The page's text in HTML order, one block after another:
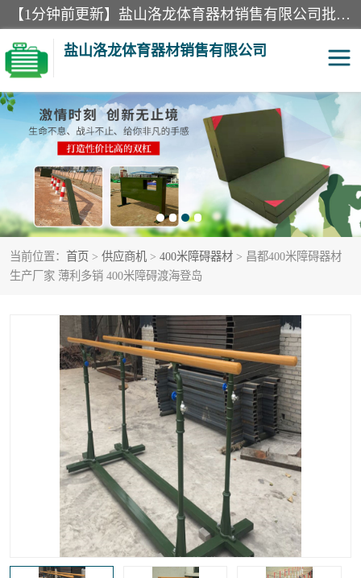
【1分钟前更新】盐山洛龙体育器材销售有限公司批量供应：300米障碍器材、400米障碍器材、部队训练器材、双杠、体操垫、舞蹈把杆等产品。盐山洛龙体育器材销售有限公司经过多年的发展，集研发，生产，销售，售后服务为一体. 奉行“质量，信誉，服务”的宗旨，以开拓创新的精神和真诚守信的态度积极进取。
盐山洛龙体育器材销售有限公司
当前位置： 首页 > 供应商机 > 400米障碍器材 > 昌都400米障碍器材
生产厂家 薄利多销 400米障碍渡海登岛
单双杠 舞蹈把杆
400米障碍器材 体操垫
300米障碍器材 攀爬架
塑胶跑道 400米障碍器材1